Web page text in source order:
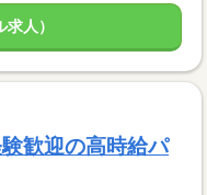
人）
歓迎の高時給パ